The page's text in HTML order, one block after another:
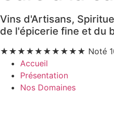
Vins d'Artisans,
de l'épicerie fine et du
★ ★ ★ ★ ★ ★ ★ ★ ★ ★ Noté
Accueil
Présentation
Nos Domaines